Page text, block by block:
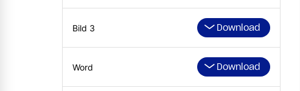
Bild 3 Download
Word Download